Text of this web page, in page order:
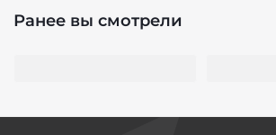
Ранее вы смотрели